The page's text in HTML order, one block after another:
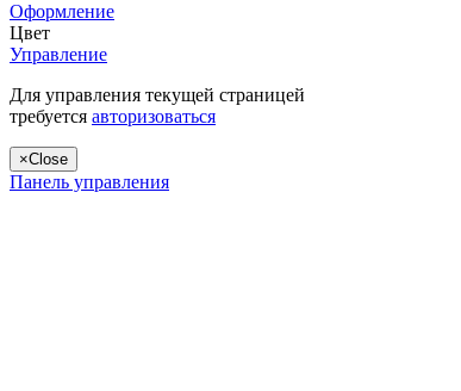
Оформление
Цвет
Управление
Для управления текущей страницей
требуется авторизоваться
×Close
Панель управления